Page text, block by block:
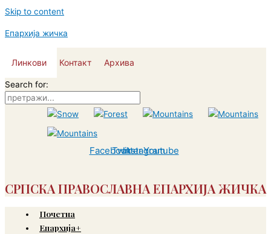
Skip to content
Епархија жичка
Линкови Контакт Архива
Search for:
Facebook
Twitter
Instagram
Youtube
СРПСКА ПРАВОСЛАВНА ЕПАРХИЈА ЖИЧКА
Почетна
Епархија+